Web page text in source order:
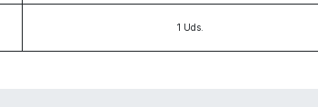
1 Uds.